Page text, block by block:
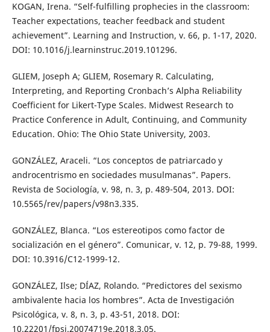
KOGAN, Irena. “Self-fulfilling prophecies in the classroom:
Teacher expectations, teacher feedback and student
achievement”. Learning and Instruction, v. 66, p. 1-17, 2020.
DOI: 10.1016/j.learninstruc.2019.101296.
GLIEM, Joseph A; GLIEM, Rosemary R. Calculating,
Interpreting, and Reporting Cronbach’s Alpha Reliability
Coefficient for Likert-Type Scales. Midwest Research to
Practice Conference in Adult, Continuing, and Community
Education. Ohio: The Ohio State University, 2003.
GONZÁLEZ, Araceli. “Los conceptos de patriarcado y
androcentrismo en sociedades musulmanas”. Papers.
Revista de Sociología, v. 98, n. 3, p. 489-504, 2013. DOI:
10.5565/rev/papers/v98n3.335.
GONZÁLEZ, Blanca. “Los estereotipos como factor de
socialización en el género”. Comunicar, v. 12, p. 79-88, 1999.
DOI: 10.3916/C12-1999-12.
GONZÁLEZ, Ilse; DÍAZ, Rolando. “Predictores del sexismo
ambivalente hacia los hombres”. Acta de Investigación
Psicológica, v. 8, n. 3, p. 43-51, 2018. DOI:
10.22201/fpsi.20074719e.2018.3.05.